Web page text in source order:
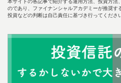
のであり、ファイナンシャルアカデミーが推奨す
投資などの判断は自己責任に基づき行ってください